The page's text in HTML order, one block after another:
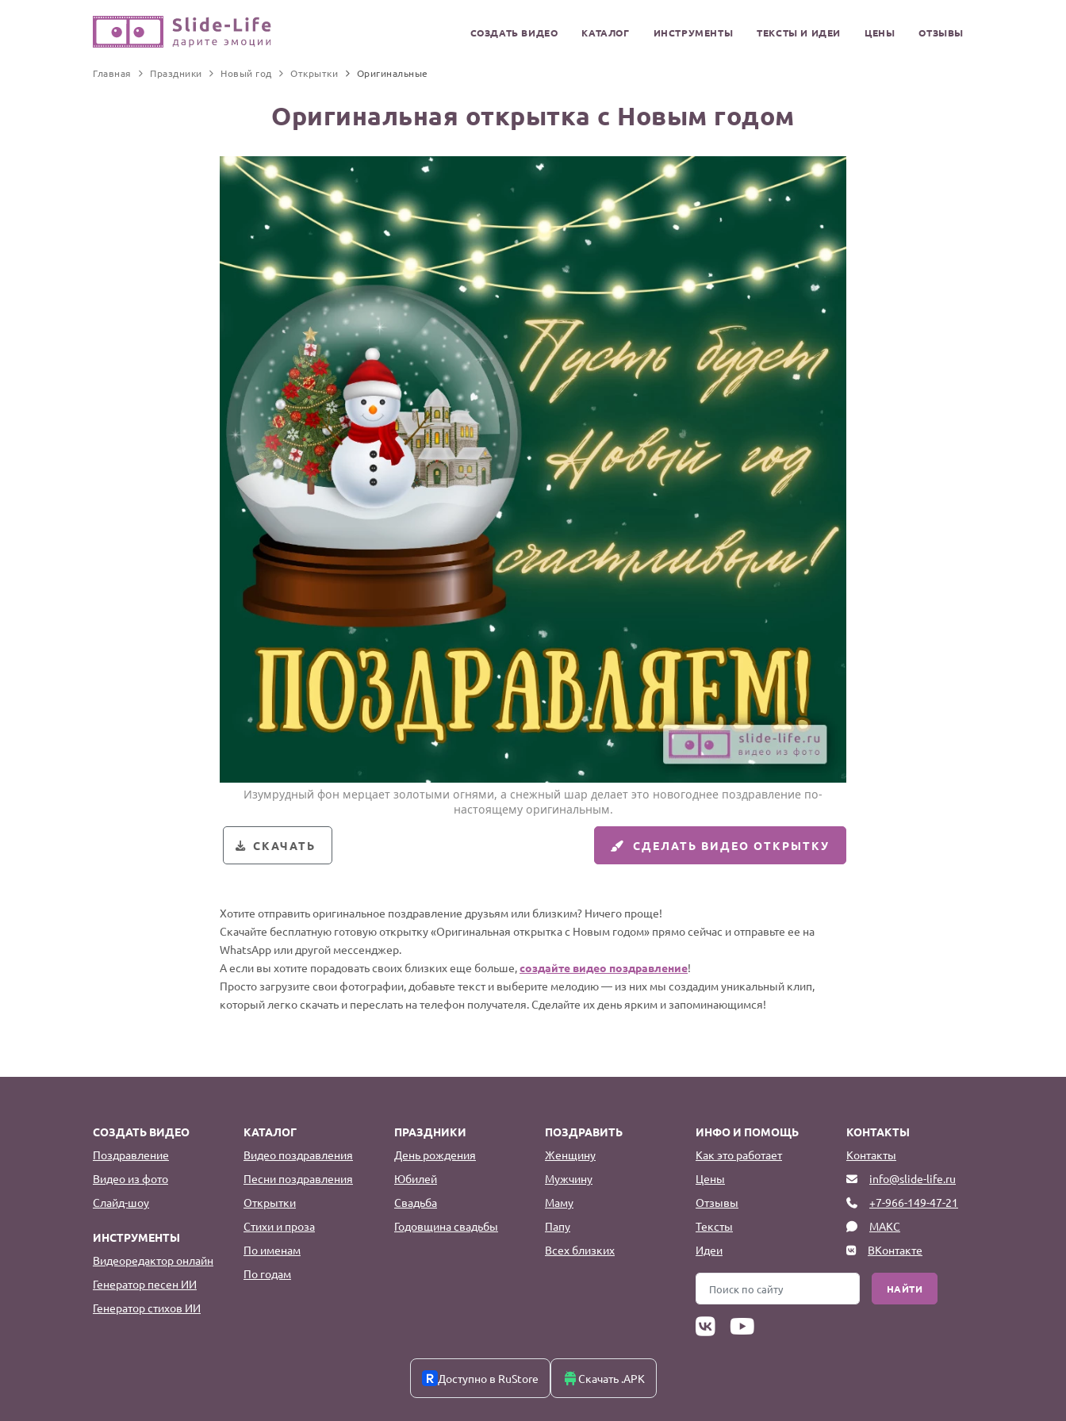
СОЗДАТЬ ВИДЕО КАТАЛОГ ИНСТРУМЕНТЫ ТЕКСТЫ И ИДЕИ ЦЕНЫ ОТЗЫВЫ
Главная Праздники Новый год Открытки Оригинальные
Оригинальная открытка с Новым годом
Изумрудный фон мерцает золотыми огнями, а снежный шар делает это новогоднее поздравление по-
настоящему оригинальным.
СКАЧАТЬ СДЕЛАТЬ ВИДЕО ОТКРЫТКУ
Хотите отправить оригинальное поздравление друзьям или близким? Ничего проще!
Скачайте бесплатную готовую открытку «Оригинальная открытка с Новым годом» прямо сейчас и отправьте ее на
WhatsApp или другой мессенджер.
А если вы хотите порадовать своих близких еще больше,создайте видео поздравление!
Просто загрузите свои фотографии, добавьте текст и выберите мелодию — из них мы создадим уникальный клип,
который легко скачать и переслать на телефон получателя. Сделайте их день ярким и запоминающимся!
СОЗДАТЬ ВИДЕО
Поздравление
Видео из фото
Слайд-шоу
ИНСТРУМЕНТЫ
Видеоредактор онлайн
Генератор песен ИИ
Генератор стихов ИИ
КАТАЛОГ
Видео поздравления
Песни поздравления
Открытки
Стихи и проза
По именам
По годам
ПРАЗДНИКИ
День рождения
Юбилей
Свадьба
Годовщина свадьбы
ПОЗДРАВИТЬ
Женщину
Мужчину
Маму
Папу
Всех близких
ИНФО И ПОМОЩЬ
Как это работает
Цены
Отзывы
Тексты
Идеи
КОНТАКТЫ
Контакты
info@slide-life.ru
+7-966-149-47-21
МАКС
ВКонтакте
НАЙТИ
Доступно в RuStore Скачать .APK